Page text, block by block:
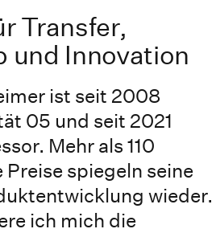
Transfer,
und Innovation
ist seit 2008
05 und seit 2021
Mehr als 110
spiegeln seine
wieder.
ich mich die